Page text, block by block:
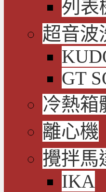
列表
超音波
GT
冷熱箱
離心機
攪拌馬
IKA